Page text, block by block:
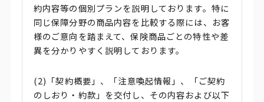
約内容等の個別プランを説明しております。特に
同じ保障分野の商品内容を比較する際には、お客
様のご意向を踏まえて、保険商品ごとの特性や差
異を分かりやすく説明しております。
(2)「契約概要」、「注意喚起情報」、「ご契約
のしおり・約款」を交付し、その内容および以下